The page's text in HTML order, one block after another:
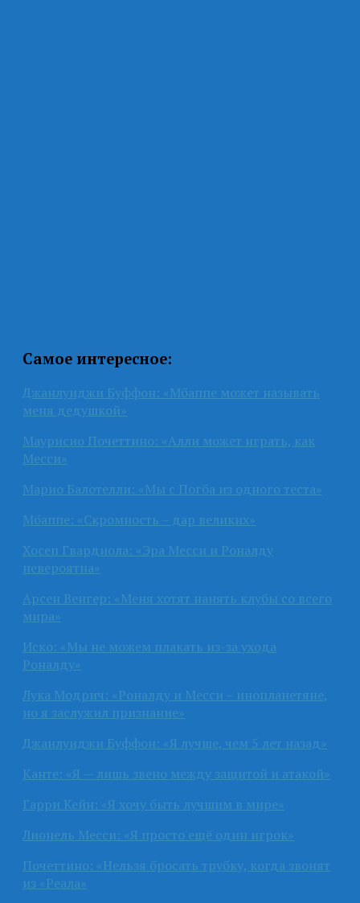
Самое интересное:
Джанлуиджи Буффон: «Мбаппе может называть
меня дедушкой»
Маурисио Почеттино: «Алли может играть, как
Месси»
Марио Балотелли: «Мы с Погба из одного теста»
Мбаппе: «Скромность – дар великих»
Хосеп Гвардиола: «Эра Месси и Роналду
невероятна»
Арсен Венгер: «Меня хотят нанять клубы со всего
мира»
Иско: «Мы не можем плакать из-за ухода
Роналду»
Лука Модрич: «Роналду и Месси – инопланетяне,
но я заслужил признание»
Джанлуиджи Буффон: «Я лучше, чем 5 лет назад»
Канте: «Я — лишь звено между защитой и атакой»
Гарри Кейн: «Я хочу быть лучшим в мире»
Лионель Месси: «Я просто ещё один игрок»
Почеттино: «Нельзя бросать трубку, когда звонят
из «Реала»